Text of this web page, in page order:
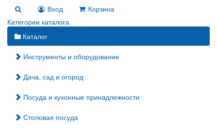
Вход
Корзина
Категории каталога
Каталог
Инструменты и оборудование
Дача, сад и огород
Посуда и кухонные принадлежности
Столовая посуда